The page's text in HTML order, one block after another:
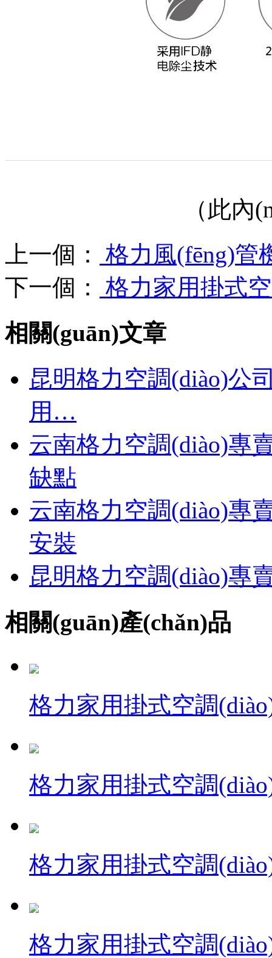
（此內
上一個：
格力風(fēng)管
下一個：
格力家用掛式
相關(guān)文章
昆明格力空調(diào)公
用…
云南格力空調(diào)專
缺點
云南格力空調(diào)專
安裝
昆明格力空調(diào)專
相關(guān)產(chǎn)品
格力家用掛式空調
格力家用掛式空調
格力家用掛式空調
格力家用掛式空調